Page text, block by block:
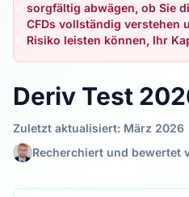
sorgfältig abwägen, ob Sie
CFDs vollständig verstehen
Risiko leisten können, Ihr
Deriv Test
Zuletzt aktualisiert: März 2026
Recherchiert und bewertet